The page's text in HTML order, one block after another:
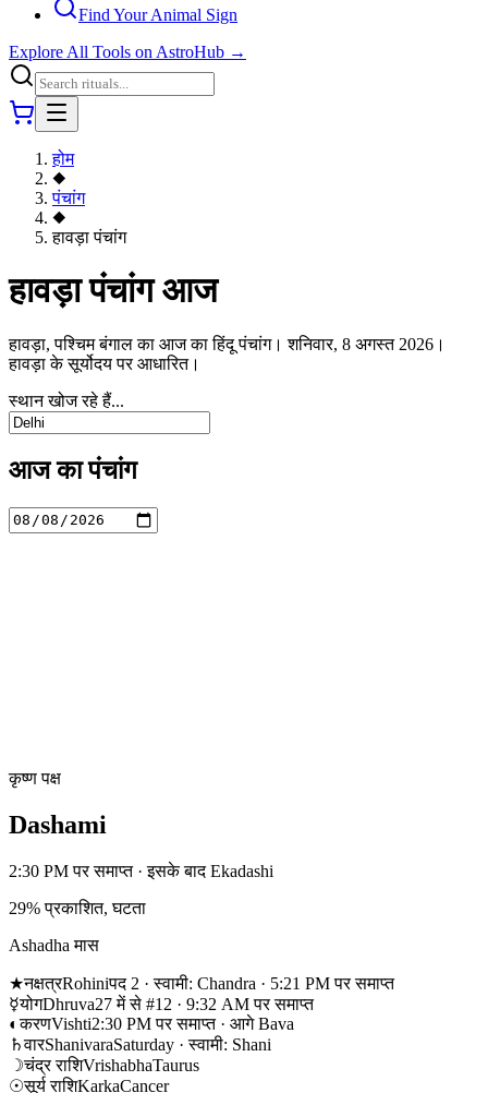
Find Your Animal Sign
Explore All Tools on AstroHub →
होम
◆
पंचांग
◆
हावड़ा पंचांग
हावड़ा पंचांग आज
हावड़ा, पश्चिम बंगाल का आज का हिंदू पंचांग। शनिवार, 8 अगस्त 2026।
हावड़ा के सूर्योदय पर आधारित।
स्थान खोज रहे हैं...
आज का पंचांग
कृष्ण पक्ष
Dashami
2:30 PM पर समाप्त · इसके बाद Ekadashi
29% प्रकाशित, घटता
Ashadha मास
★नक्षत्रRohiniपद 2 · स्वामी: Chandra · 5:21 PM पर समाप्त
☿योगDhruva27 में से #12 · 9:32 AM पर समाप्त
◐करणVishti2:30 PM पर समाप्त · आगे Bava
♄वारShanivaraSaturday · स्वामी: Shani
☽चंद्र राशिVrishabhaTaurus
☉सूर्य राशिKarkaCancer